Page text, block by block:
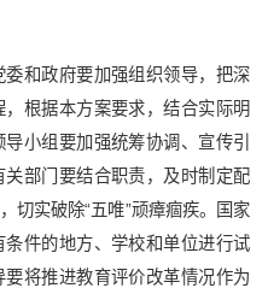
委和政府要加强组织领导，把深
根据本方案要求，结合实际明
小组要加强统筹协调、宣传引
部门要结合职责，及时制定配
切实破除“五唯”顽瘴痼疾。国家
件的地方、学校和单位进行试
将推进教育评价改革情况作为